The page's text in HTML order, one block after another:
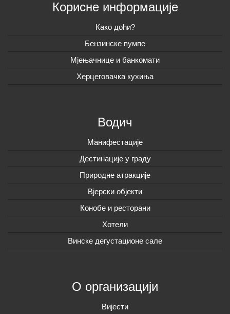
Корисне информације
Како доћи?
Бензинске пумпе
Мјењачнице и банкомати
Херцеговачка кухиња
Водич
Манифестације
Дестинације у граду
Природне атракције
Вјерски објекти
Конобе и ресторани
Хотели
Винске дегустационе сале
О организацији
Вијeсти